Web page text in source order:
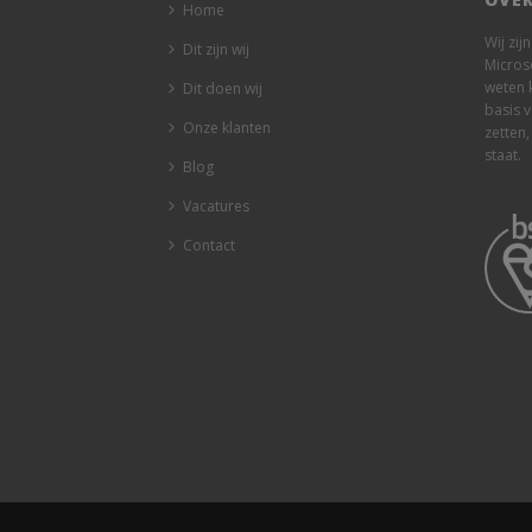
Home
Dit zijn wij
Dit doen wij
Onze klanten
Blog
Vacatures
Contact
Wij
weten
basis
staat.